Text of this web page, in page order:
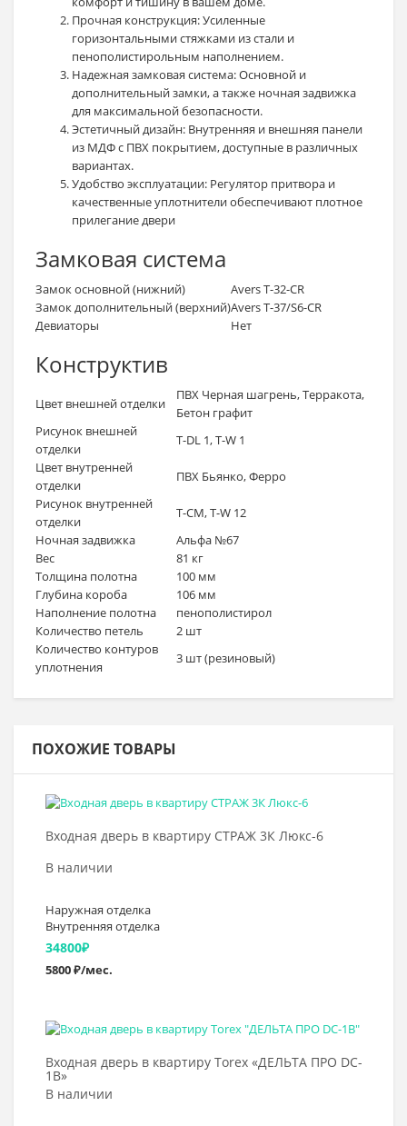
Прочная конструкция: Усиленные
горизонтальными стяжками из стали и
пенополистирольным наполнением.
Надежная замковая система: Основной и
дополнительный замки, а также ночная задвижка
для максимальной безопасности.
Эстетичный дизайн: Внутренняя и внешняя панели
из МДФ с ПВХ покрытием, доступные в различных
вариантах.
Удобство эксплуатации: Регулятор притвора и
качественные уплотнители обеспечивают плотное
прилегание двери
Замковая система
Замок основной (нижний)
Avers T-32-CR
Замок дополнительный (верхний)Avers T-37/S6-CR
Девиаторы
Нет
Конструктив
Цвет внешней отделки
ПВХ Черная шагрень, Терракота,
Бетон графит
Рисунок внешней
отделки
T-DL 1, T-W 1
Цвет внутренней
отделки
ПВХ Бьянко, Ферро
Рисунок внутренней
отделки
T-CM, T-W 12
Ночная задвижка
Альфа №67
Вес
81 кг
Толщина полотна
100 мм
Глубина короба
106 мм
Наполнение полотна
пенополистирол
Количество петель
2 шт
Количество контуров
уплотнения
3 шт (резиновый)
ПОХОЖИЕ ТОВАРЫ
Входная дверь в квартиру СТРАЖ 3К Люкс-6
В наличии
Наружная отделка
Внутренняя отделка
34800₽
5800 ₽/мес.
Выбрать >
Входная дверь в квартиру Torex «ДЕЛЬТА ПРО DC-
1В»
В наличии
Выбрать >